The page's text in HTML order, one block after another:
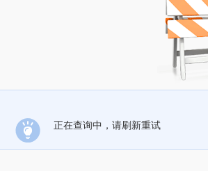
正在查询中，请刷新重试